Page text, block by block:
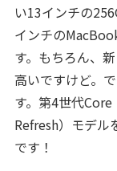
い13インチの
インチの
す。もちろん、
高いですけど。
す。第4世代
Refresh）モデル
です！